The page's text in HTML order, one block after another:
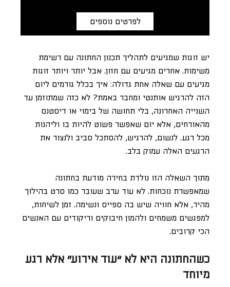
לפרטים נוספים
יש זוגות שמגיעים לתהליך תכנון החתונה עם רשימת
משימות. אחרים מגיעים עם חזון. אבל יותר ויותר זוגות
מגיעים עם שאלה אחת גדולה: איך בכלל גורמים ליום
הזה להרגיש אותנטי ומחבר באמת? לא כזה שמתוזמן עד
השנייה האחרונה, בלי תחושה של בימוי או דיסטנס
מהאורחים, אלא יום שאפשר פשוט להיות בו וליהנות
מכל רגע. לנשום, להרגיש, להסתכל סביב ולנצור את
הרגעים האלה עמוק בלב.
מתוך השאלה הזו נולדת בחירה מודעת בחתונה
שמאפשרת נוכחות. לא עוד ערב שעובר כמו סרט בהילוך
מהיר, אלא חוויה שיש בה ספייס ונשימה. זמן לשיחות,
למפגשים משמחים ולהמון חיבוקים וריקודים עם האנשים
הכי קרובים.
כשהחתונה היא לא “עוד אירוע” אלא רגע
מיוחד